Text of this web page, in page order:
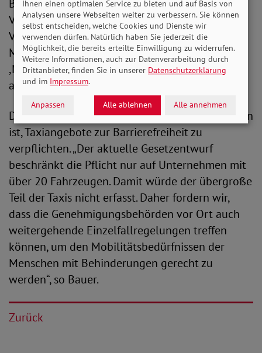
Bezahlvorgänge müssen barrierefrei zur
Verfügung gestellt werden. Eine entsprechende
Verpflichtung ist insbesondere für
Mobilitätsangebote wie beispielsweise ,Uber‘,
,Moia‘ oder ,Car2go‘, die weitgehend digital
abgewickelt werden, zwingend erforderlich.“
Des Weiteren begrüßt der SoVD, dass vorgesehen
ist, Taxiangebote zur Barrierefreiheit zu
verpflichten. „Der aktuelle Gesetzentwurf
beschränkt die Pflicht nur auf Unternehmen mit
über 20 Fahrzeugen. Damit würde der übergroße
Teil der Taxis nicht erfasst. Daher fordern wir,
dass die Genehmigungsbehörden vor Ort auch
weitergehende Einzelfallregelungen treffen
können, um den Mobilitätsbedürfnissen der
Menschen mit Behinderungen gerecht zu
werden“, so Bauer.
Zurück
Ihnen einen optimalen Service zu bieten und auf Basis von
Analysen unsere Webseiten weiter zu verbessern. Sie können
selbst entscheiden, welche Cookies und Dienste wir
verwenden dürfen. Natürlich haben Sie jederzeit die
Möglichkeit, die bereits erteilte Einwilligung zu widerrufen.
Weitere Informationen, auch zur Datenverarbeitung durch
Drittanbieter, finden Sie in unserer Datenschutzerklärung
und im Impressum.
Anpassen Alle ablehnen Alle annehmen